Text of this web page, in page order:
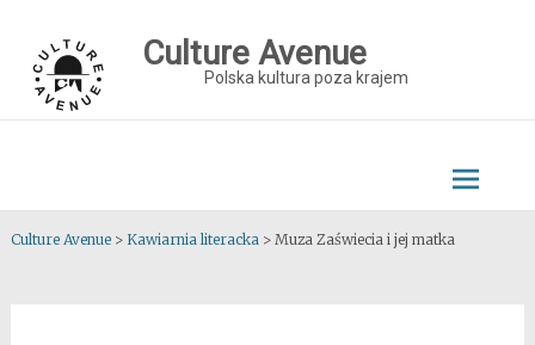
content
Culture Avenue
Polska kultura poza krajem
Culture Avenue> Kawiarnia literacka> Muza Zaświecia i jej matka